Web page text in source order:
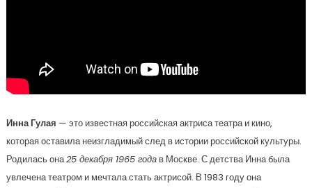
Инна Гулая — это известная российская актриса театра и кино,
которая оставила неизгладимый след в истории российской культуры.
Родилась она25 декабря 1965 годав Москве. С детства Инна была
увлечена театром и мечтала стать актрисой. В 1983 году она